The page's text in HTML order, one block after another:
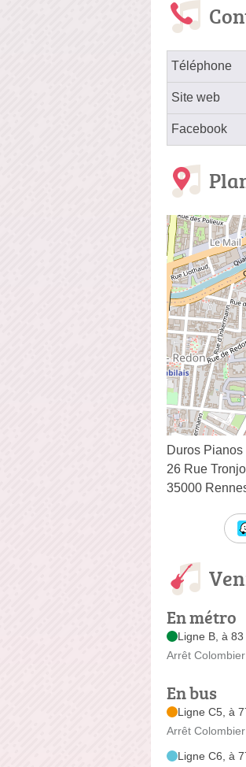
Téléphone
Site web
Facebook
Duros Pianos
26 Rue
35000
En métro
Ligne B, à 83
Arrêt
En bus
Ligne C5, à
Arrêt
Ligne C6, à